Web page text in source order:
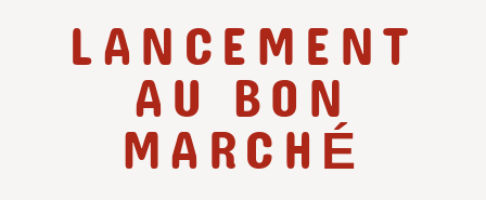
LANCEMENT
AU BON
MARCHÉ